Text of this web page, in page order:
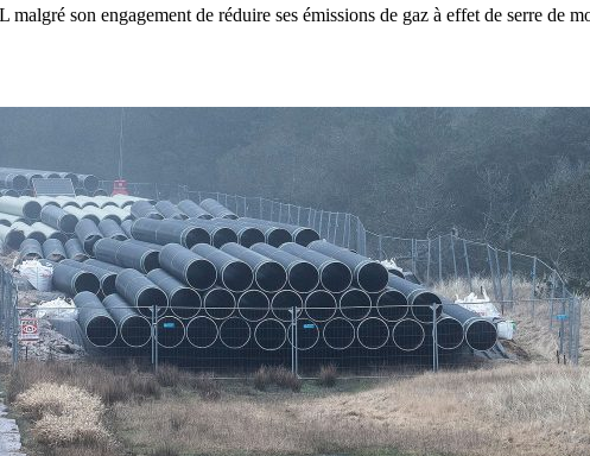
son engagement de réduire ses émissions de gaz à effet de serre de